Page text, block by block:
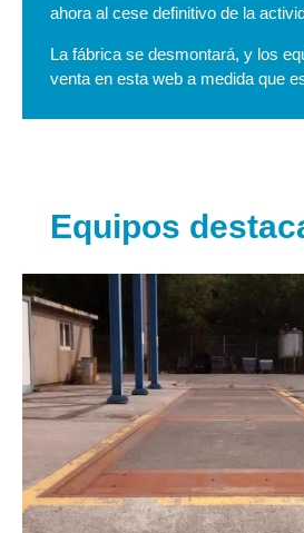
ahora al cese definitivo de la
La fábrica se desmontará, y los
venta en esta web a medida que
Equipos